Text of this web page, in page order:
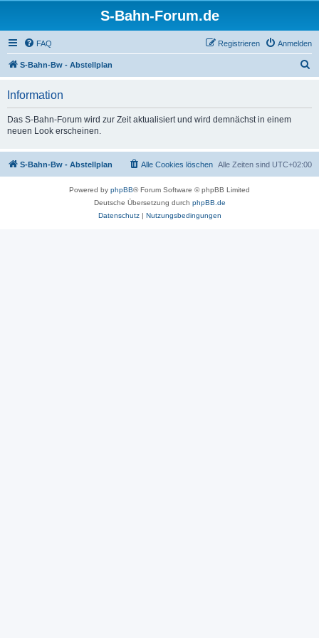
S-Bahn-Forum.de
FAQ Anmelden
Registrieren
S-Bahn-Bw - Abstellplan
Information
Das S-Bahn-Forum wird zur Zeit aktualisiert und wird demnächst in einem
neuen Look erscheinen.
S-Bahn-Bw - Abstellplan Alle Zeiten sind UTC+02:00
Alle Cookies löschen
Powered by phpBB® Forum Software © phpBB Limited
Deutsche Übersetzung durch phpBB.de
Datenschutz| Nutzungsbedingungen